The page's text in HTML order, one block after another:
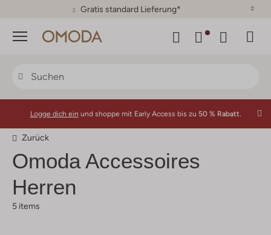
30 Tage Rückgaberecht
Menü
Logge dich ein und shoppe mit Early Access bis zu 50 % Rabatt.
Zurück
OmodaAccessoires
Herren
5 items